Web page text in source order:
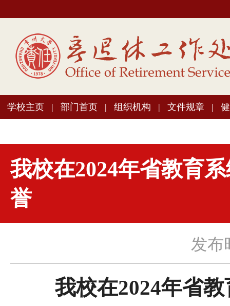
学校主页 | 部门首页 | 组织机构 | 文件规章 |
我校在2024年省教育
誉
发布
我校在2024年省教